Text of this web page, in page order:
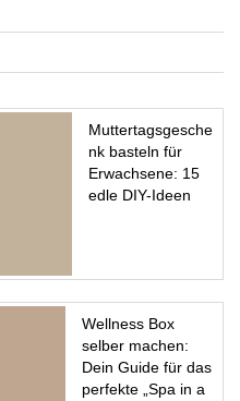
Muttertagsgesche
nk basteln für
Erwachsene: 15
edle DIY-Ideen
Wellness Box
selber machen:
Dein Guide für das
perfekte „Spa in a